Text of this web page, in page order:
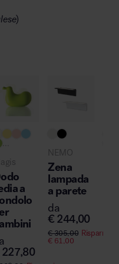
)
...
a
227,80
NEMO
Zena
lampada
a parete
da
€ 244,00
€305,00 Risparmi
€61,00
da